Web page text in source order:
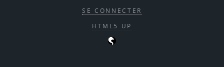
SE CONNECTER
HTML5 UP